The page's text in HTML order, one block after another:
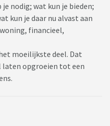
nodig; wat kun je bieden;
kun je daar nu alvast aan
financieel,
moeilijkste deel. Dat
laten opgroeien tot een